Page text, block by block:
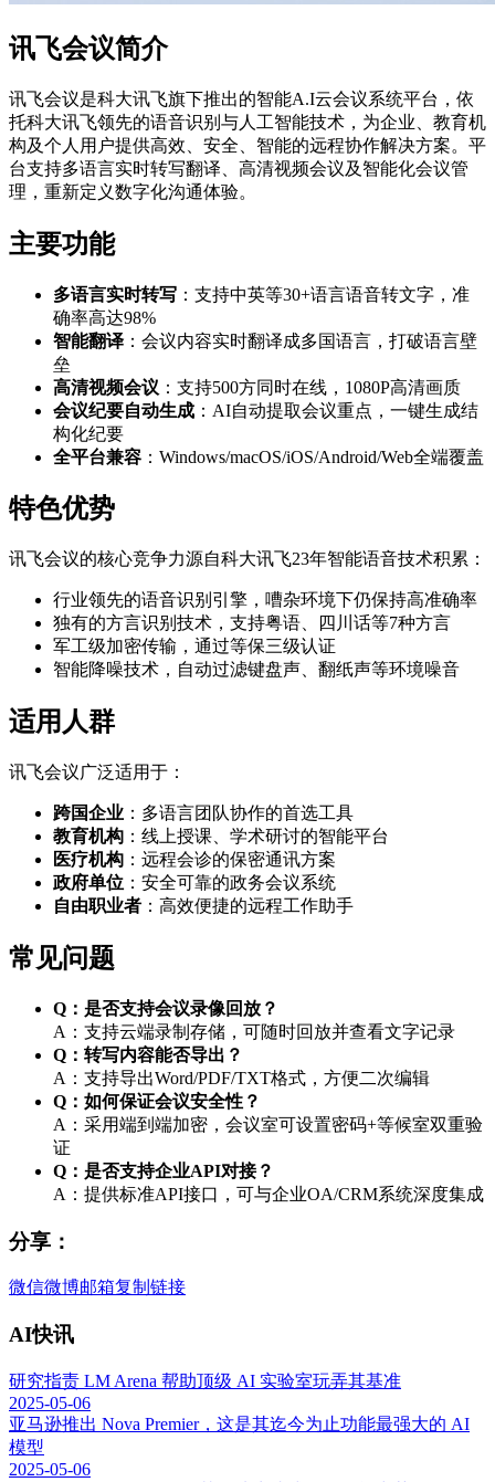
讯飞会议简介
讯飞会议是科大讯飞旗下推出的智能A.I云会议系统平台，依
托科大讯飞领先的语音识别与人工智能技术，为企业、教育机
构及个人用户提供高效、安全、智能的远程协作解决方案。平
台支持多语言实时转写翻译、高清视频会议及智能化会议管
理，重新定义数字化沟通体验。
主要功能
多语言实时转写 ：支持中英等30+语言语音转文字，准
确率高达98%
智能翻译 ：会议内容实时翻译成多国语言，打破语言壁
垒
高清视频会议 ：支持500方同时在线，1080P高清画质
会议纪要自动生成 ：AI自动提取会议重点，一键生成结
构化纪要
全平台兼容 ：Windows/macOS/iOS/Android/Web全端覆盖
特色优势
讯飞会议的核心竞争力源自科大讯飞23年智能语音技术积累：
行业领先的语音识别引擎，嘈杂环境下仍保持高准确率
独有的方言识别技术，支持粤语、四川话等7种方言
军工级加密传输，通过等保三级认证
智能降噪技术，自动过滤键盘声、翻纸声等环境噪音
适用人群
讯飞会议广泛适用于：
跨国企业 ：多语言团队协作的首选工具
教育机构 ：线上授课、学术研讨的智能平台
医疗机构 ：远程会诊的保密通讯方案
政府单位 ：安全可靠的政务会议系统
自由职业者 ：高效便捷的远程工作助手
常见问题
Q：是否支持会议录像回放？
A：支持云端录制存储，可随时回放并查看文字记录
Q：转写内容能否导出？
A：支持导出Word/PDF/TXT格式，方便二次编辑
Q：如何保证会议安全性？
A：采用端到端加密，会议室可设置密码+等候室双重验
证
Q：是否支持企业API对接？
A：提供标准API接口，可与企业OA/CRM系统深度集成
分享：
微信微博邮箱复制链接
AI快讯
研究指责 LM Arena 帮助顶级 AI 实验室玩弄其基准
2025-05-06
亚马逊推出 Nova Premier，这是其迄今为止功能最强大的 AI
模型
2025-05-06